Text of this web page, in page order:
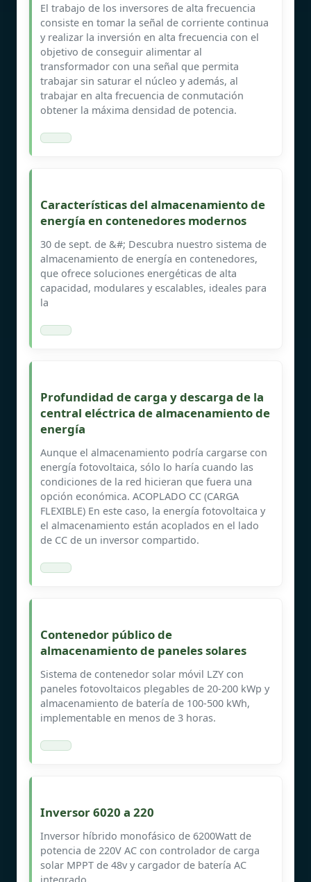
El trabajo de los inversores de alta frecuencia
consiste en tomar la señal de corriente continua
y realizar la inversión en alta frecuencia con el
objetivo de conseguir alimentar al
transformador con una señal que permita
trabajar sin saturar el núcleo y además, al
trabajar en alta frecuencia de conmutación
obtener la máxima densidad de potencia.
Características del almacenamiento de
energía en contenedores modernos
30 de sept. de &#; Descubra nuestro sistema de
almacenamiento de energía en contenedores,
que ofrece soluciones energéticas de alta
capacidad, modulares y escalables, ideales para
la
Profundidad de carga y descarga de la
central eléctrica de almacenamiento de
energía
Aunque el almacenamiento podría cargarse con
energía fotovoltaica, sólo lo haría cuando las
condiciones de la red hicieran que fuera una
opción económica. ACOPLADO CC (CARGA
FLEXIBLE) En este caso, la energía fotovoltaica y
el almacenamiento están acoplados en el lado
de CC de un inversor compartido.
Contenedor público de
almacenamiento de paneles solares
Sistema de contenedor solar móvil LZY con
paneles fotovoltaicos plegables de 20-200 kWp y
almacenamiento de batería de 100-500 kWh,
implementable en menos de 3 horas.
Inversor 6020 a 220
Inversor híbrido monofásico de 6200Watt de
potencia de 220V AC con controlador de carga
solar MPPT de 48v y cargador de batería AC